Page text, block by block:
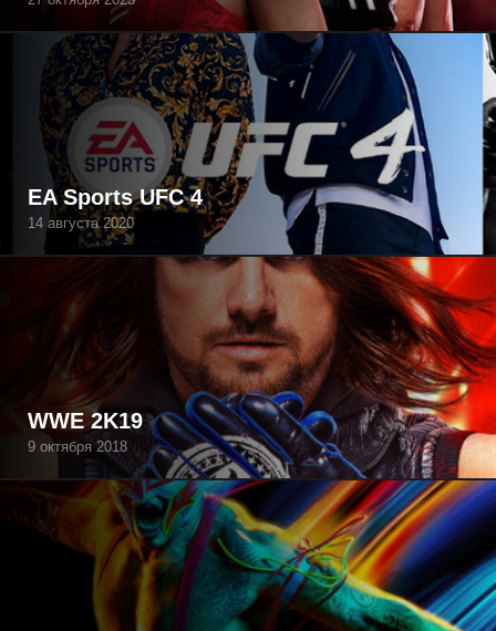
EA Sports UFC 4
14 августа 2020
WWE 2K19
9 октября 2018